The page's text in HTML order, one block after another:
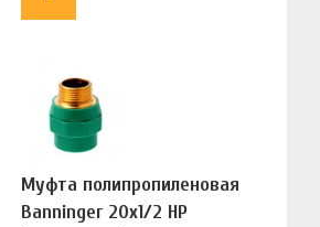
Муфта полипропиленовая
Banninger 20х1/2 НР